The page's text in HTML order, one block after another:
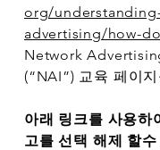
org/
advertising/how-
Network
(“NAI”) 교육 페이
아래 링크를 사용하
고를 선택 해제 할